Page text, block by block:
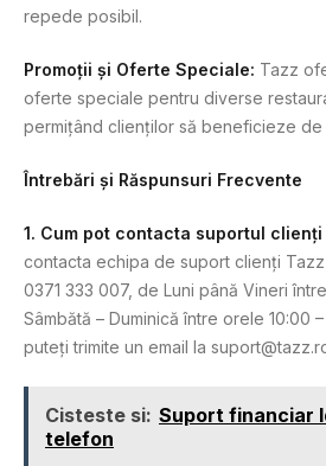
repede posibil.
Promoții și Oferte Speciale: Tazz
oferte speciale pentru diverse
permițând clienților să beneficieze
Întrebări și Răspunsuri Frecvente
1. Cum pot contacta suportul clienți
contacta echipa de suport clienți
0371 333 007, de Luni până Vineri
Sâmbătă – Duminică între orele 10:00
puteți trimite un email la
Cisteste si: Suport financiar
telefon